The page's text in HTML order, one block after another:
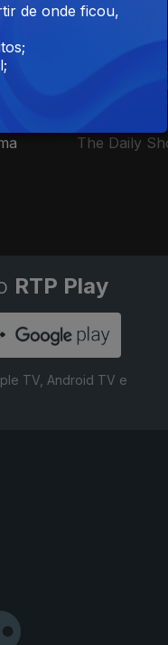
de Humor
The Daily
RTP Play
TV, Android TV e
de onde ficou,